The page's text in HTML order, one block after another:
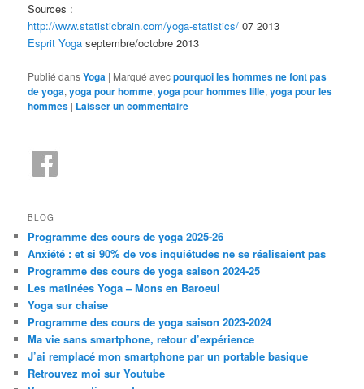
Sources :
http://www.statisticbrain.com/yoga-statistics/ 07 2013
Esprit Yoga septembre/octobre 2013
Publié dansYoga | Marqué avecpourquoi les hommes ne font pas
de yoga,yoga pour homme,yoga pour hommes lille,yoga pour les
hommes | Laisser un commentaire
BLOG
Programme des cours de yoga 2025-26
Anxiété : et si 90% de vos inquiétudes ne se réalisaient pas
Programme des cours de yoga saison 2024-25
Les matinées Yoga – Mons en Baroeul
Yoga sur chaise
Programme des cours de yoga saison 2023-2024
Ma vie sans smartphone, retour d’expérience
J’ai remplacé mon smartphone par un portable basique
Retrouvez moi sur Youtube